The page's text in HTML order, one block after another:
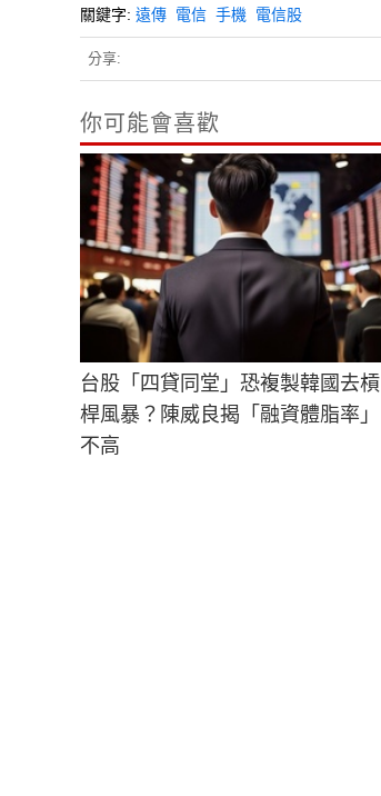
關鍵字: 遠傳 電信 手機 電信股
分享:
你可能會喜歡
台股「四貸同堂」恐複製韓國去槓
桿風暴？陳威良揭「融資體脂率」
不高